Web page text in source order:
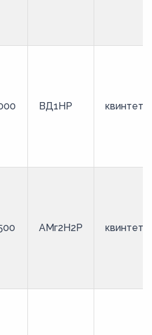
ВД1НР квинтет
АМг2Н2Р квинтет